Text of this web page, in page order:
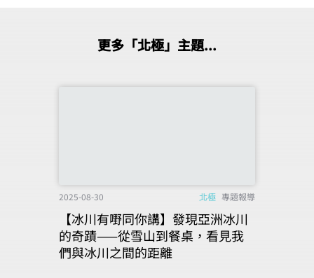
更多「北極」主題...
2025-08-30 北極 專題報導
【冰川有嘢同你講】發現亞洲冰川
的奇蹟——從雪山到餐桌，看見我
們與冰川之間的距離